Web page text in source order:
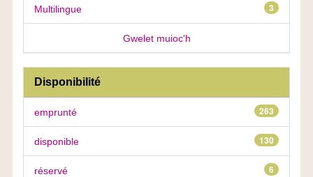
3
Multilingue
Gwelet muioc'h
Disponibilité
263
emprunté
130
disponible
6
réservé